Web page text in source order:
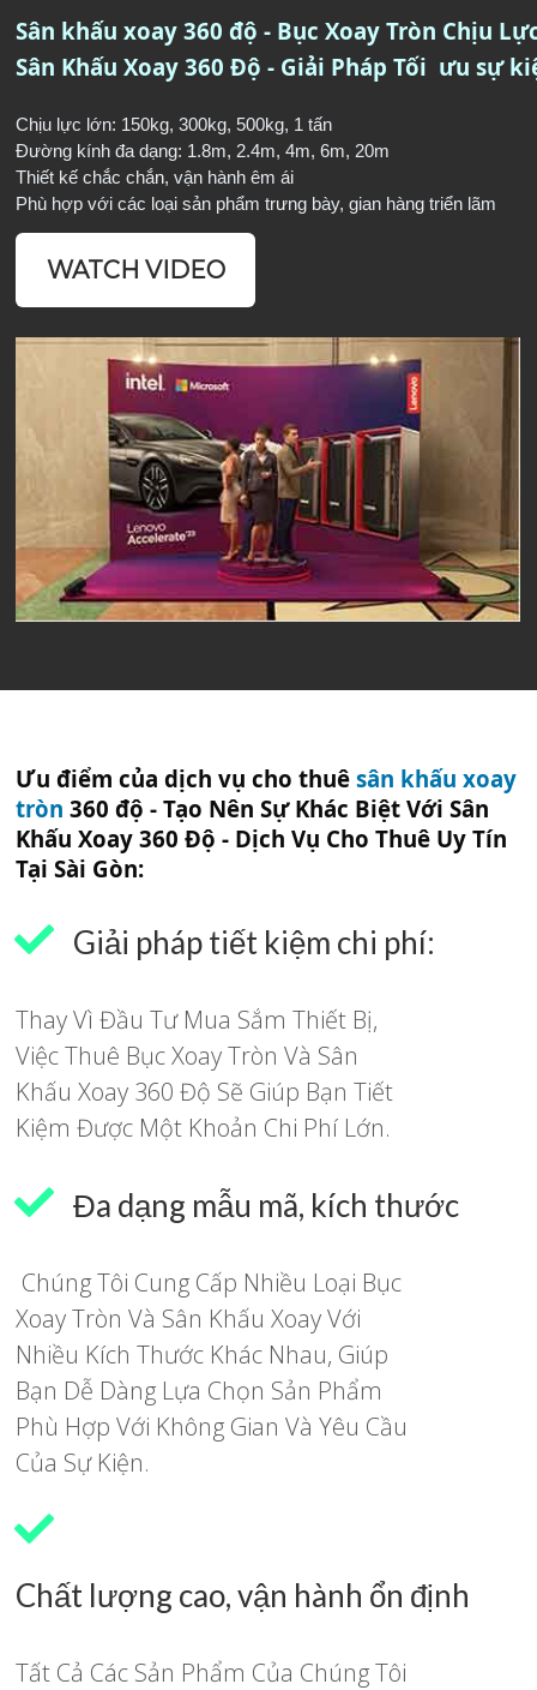
Sân khấu xoay 360 độ - Bục Xoay Tròn Chịu
Sân Khấu Xoay 360 Độ - Giải Pháp Tối ưu sự
Chịu lực lớn: 150kg, 300kg, 500kg, 1 tấn
Đường kính đa dạng: 1.8m, 2.4m, 4m, 6m, 20m
Thiết kế chắc chắn, vận hành êm ái
Phù hợp với các loại sản phẩm trưng bày, gian hàng triển lãm
WATCH VIDEO
Ưu điểm của dịch vụ cho thuêsân khấu xoay
tròn 360 độ - Tạo Nên Sự Khác Biệt Với Sân
Khấu Xoay 360 Độ - Dịch Vụ Cho Thuê Uy Tín
Tại Sài Gòn:
Giải pháp tiết kiệm chi phí:
Thay Vì Đầu Tư Mua Sắm Thiết Bị,
Việc Thuê Bục Xoay Tròn Và Sân
Khấu Xoay 360 Độ Sẽ Giúp Bạn Tiết
Kiệm Được Một Khoản Chi Phí Lớn.
Đa dạng mẫu mã, kích thước
Chúng Tôi Cung Cấp Nhiều Loại Bục
Xoay Tròn Và Sân Khấu Xoay Với
Nhiều Kích Thước Khác Nhau, Giúp
Bạn Dễ Dàng Lựa Chọn Sản Phẩm
Phù Hợp Với Không Gian Và Yêu Cầu
Của Sự Kiện.
Chất lượng cao, vận hành ổn định
Tất Cả Các Sản Phẩm Của Chúng Tôi